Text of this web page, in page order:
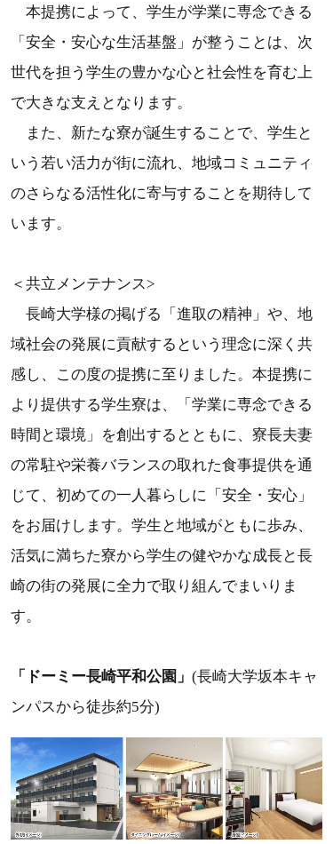
本提携によって、学生が学業に専念できる
「安全・安心な生活基盤」が整うことは、次
世代を担う学生の豊かな心と社会性を育む上
で大きな支えとなります。
また、新たな寮が誕生することで、学生と
いう若い活力が街に流れ、地域コミュニティ
のさらなる活性化に寄与することを期待して
います。
＜共立メンテナンス>
長崎大学様の掲げる「進取の精神」や、地
域社会の発展に貢献するという理念に深く共
感し、この度の提携に至りました。本提携に
より提供する学生寮は、「学業に専念できる
時間と環境」を創出するとともに、寮長夫妻
の常駐や栄養バランスの取れた食事提供を通
じて、初めての一人暮らしに「安全・安心」
をお届けします。学生と地域がともに歩み、
活気に満ちた寮から学生の健やかな成長と長
崎の街の発展に全力で取り組んでまいりま
す。
「ドーミー長崎平和公園」 (長崎大学坂本キャ
ンパスから徒歩約5分)